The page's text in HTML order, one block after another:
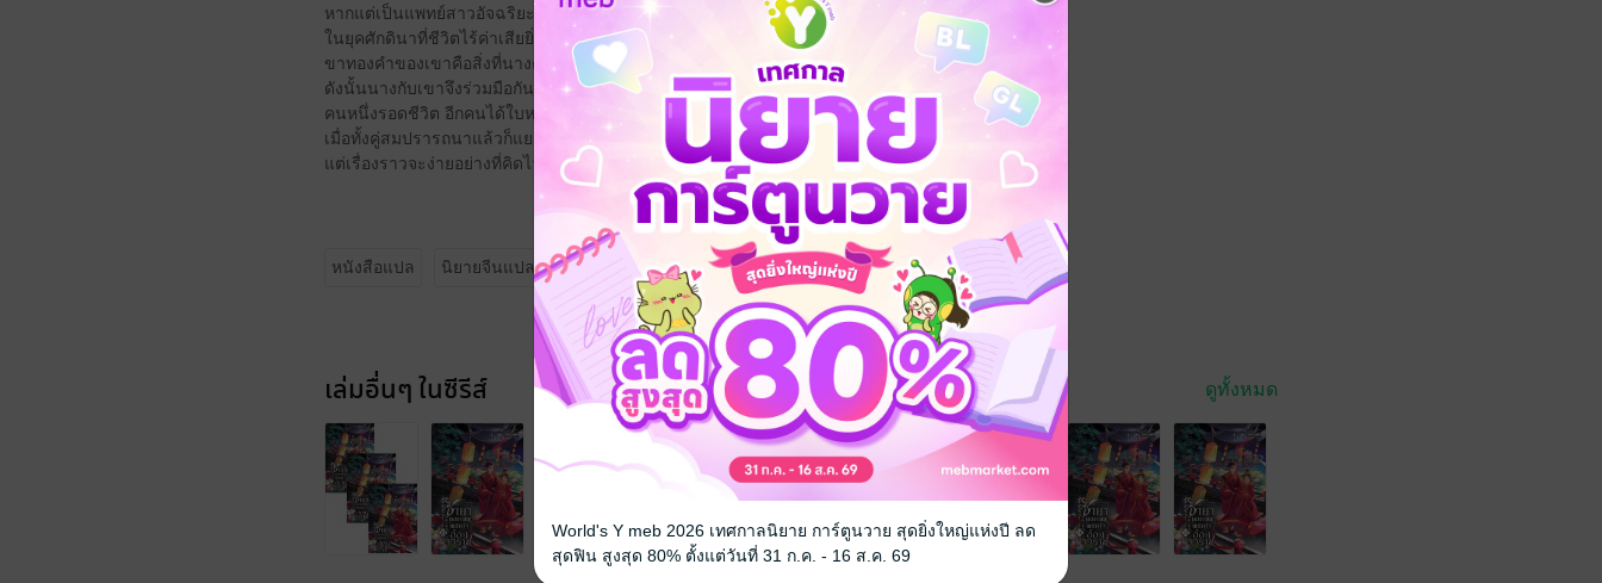
หากแต่เป็นแพทย์สาวอัจฉริยะจากอนาคตทะลุมิติมา!
ในยุคศักดินาที่ชีวิตไร้ค่าเสียยิ่งกว่ามดปลวก
ขาทองคำของเขาคือสิ่งที่นางต้องกอดไว้ให้แน่น
ดังนั้นนางกับเขาจึงร่วมมือกัน
คนหนึ่งรอดชีวิต อีกคนได้ใบหย่า
เมื่อทั้งคู่สมปรารถนาแล้วก็แยกย้ายได้!
แต่เรื่องราวจะง่ายอย่างที่คิดไว้จริงหรือ
หนังสือแปล นิยายจีนแปล
เล่มอื่นๆ ในซีรีส์ ดูทั้งหมด
World's Y meb 2026 เทศกาลนิยาย การ์ตูนวาย สุดยิ่งใหญ่แห่งปี ลด
สุดฟิน สูงสุด 80% ตั้งแต่วันที่ 31 ก.ค. - 16 ส.ค. 69